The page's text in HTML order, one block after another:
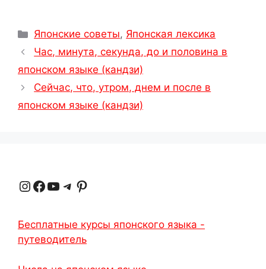
Рубрики
Японские советы, Японская лексика
Час, минута, секунда, до и половина в
японском языке (кандзи)
Сейчас, что, утром, днем и после в
японском языке (кандзи)
Instagram Facebook YouTube Telegram Pinterest
Бесплатные курсы японского языка -
путеводитель